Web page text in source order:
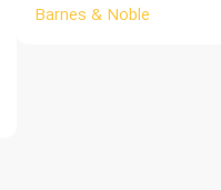
Barnes & Noble